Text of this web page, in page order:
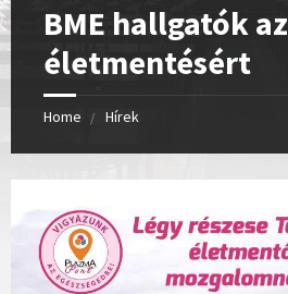
BME hallgatók az
életmentésért
Home Hírek